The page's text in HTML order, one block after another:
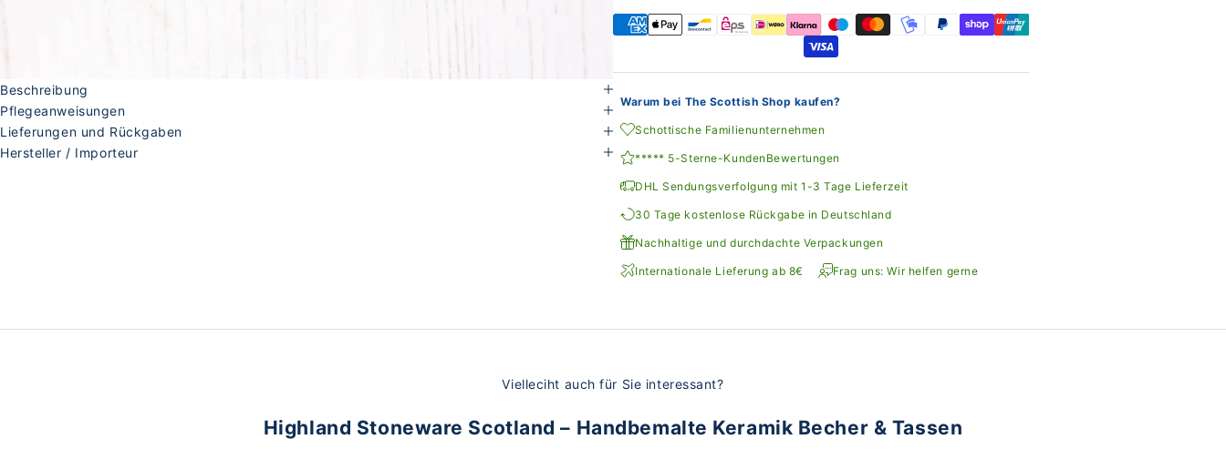
Warum bei The Scottish Shop kaufen?
Schottische Familienunternehmen
***** 5-Sterne-KundenBewertungen
DHL Sendungsverfolgung mit 1-3 Tage Lieferzeit
30 Tage kostenlose Rückgabe in Deutschland
Nachhaltige und durchdachte Verpackungen
Internationale Lieferung ab 8€ Frag uns: Wir helfen gerne
Beschreibung
Pflegeanweisungen
Lieferungen und Rückgaben
Hersteller / Importeur
Vielleciht auch für Sie interessant?
Highland Stoneware Scotland – Handbemalte Keramik Becher & Tassen